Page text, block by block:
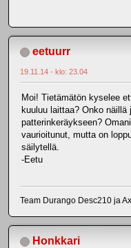
eetuurr
19.11.14 - klo: 23.04
Moi! Tietämätön kyselee
kuuluu laittaa? Onko
patterinkeräykseen?
vaurioitunut, mutta on
säilytellä.
-Eetu
Team Durango Desc210 ja
Honkkari